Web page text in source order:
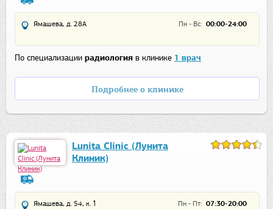
Пн - Вс: 00:00-24:00
Ямашева, д. 28А
По специализации радиология в клинике 1 врач
Подробнее о клинике
Lunita Clinic (Лунита
Клиник)
Пн - Пт: 07:30-20:00
Ямашева, д. 54, к. 1